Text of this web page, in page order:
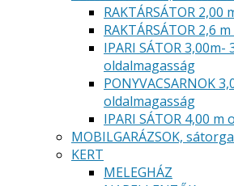
RAKTÁRSÁTOR
RAKTÁRSÁTOR 2,6
IPARI SÁTOR 3,00m-
oldalmagasság
PONYVACSARNOK
oldalmagasság
IPARI SÁTOR 4,00 m
MOBILGARÁZSOK,
KERT
MELEGHÁZ